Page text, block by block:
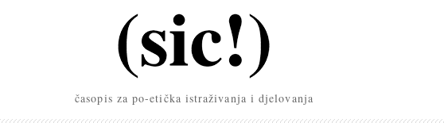
časopis za po-etička istraživanja i djelovanja